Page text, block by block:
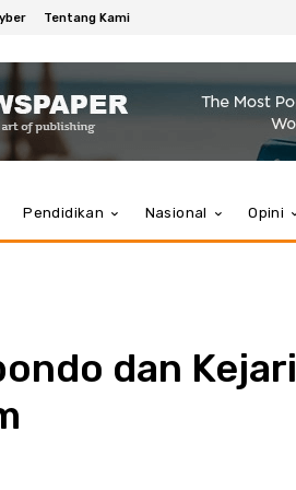
Tentang Kami
Pendidikan Nasional Opini
dan Kejari